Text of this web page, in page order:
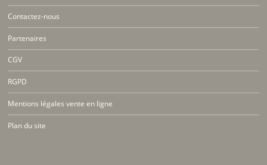
Contactez-nous
Partenaires
CGV
RGPD
Mentions légales vente en ligne
Plan du site